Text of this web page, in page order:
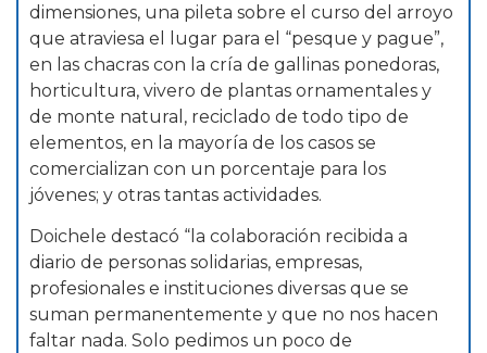
dimensiones, una pileta sobre el curso del arroyo
que atraviesa el lugar para el “pesque y pague”,
en las chacras con la cría de gallinas ponedoras,
horticultura, vivero de plantas ornamentales y
de monte natural, reciclado de todo tipo de
elementos, en la mayoría de los casos se
comercializan con un porcentaje para los
jóvenes; y otras tantas actividades.
Doichele destacó “la colaboración recibida a
diario de personas solidarias, empresas,
profesionales e instituciones diversas que se
suman permanentemente y que no nos hacen
faltar nada. Solo pedimos un poco de